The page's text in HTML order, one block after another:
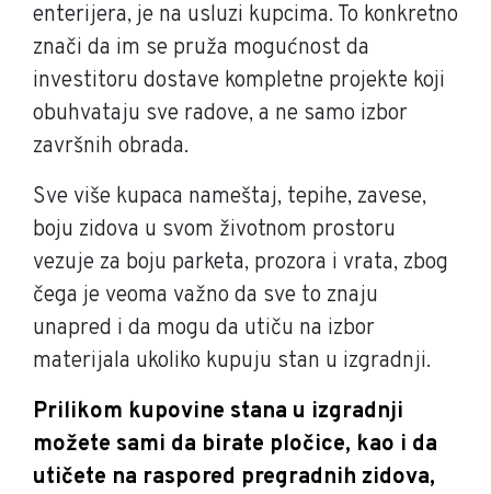
enterijera, je na usluzi kupcima. To konkretno
znači da im se pruža mogućnost da
investitoru dostave kompletne projekte koji
obuhvataju sve radove, a ne samo izbor
završnih obrada.
Sve više kupaca nameštaj, tepihe, zavese,
boju zidova u svom životnom prostoru
vezuje za boju parketa, prozora i vrata, zbog
čega je veoma važno da sve to znaju
unapred i da mogu da utiču na izbor
materijala ukoliko kupuju stan u izgradnji.
Prilikom kupovine stana u izgradnji
možete sami da birate pločice, kao i da
utičete na raspored pregradnih zidova,